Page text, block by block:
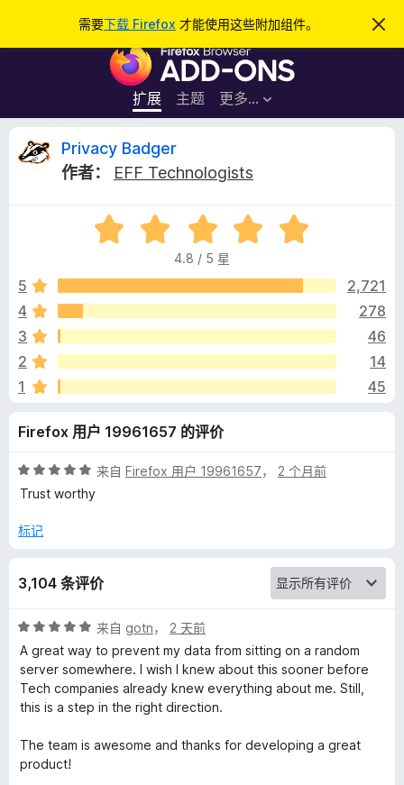
需要下载 Firefox 才能使用这些附加组件。
忽
此
F
r
e
x
览
器
附
加
件
扩展 主题 更多…
登录
P
v
a
c
y
B
a
g
e
r
的
评
Privacy Badger
作者：
EFF Technologists
评
分
.
/
4.8 / 5 星
5
2,721
4
278
3
46
2
14
1
45
Firefox 用户 19961657 的评价
评
分
/
来自 Firefox 用户 19961657， 2 个月前
Trust worthy
标记
3,104 条评价
评
分
5
/
5
来自 gotn， 2 天前
A great way to prevent my data from sitting on a random
server somewhere. I wish I knew about this sooner before
Tech companies already knew everything about me. Still,
this is a step in the right direction.
The team is awesome and thanks for developing a great
product!